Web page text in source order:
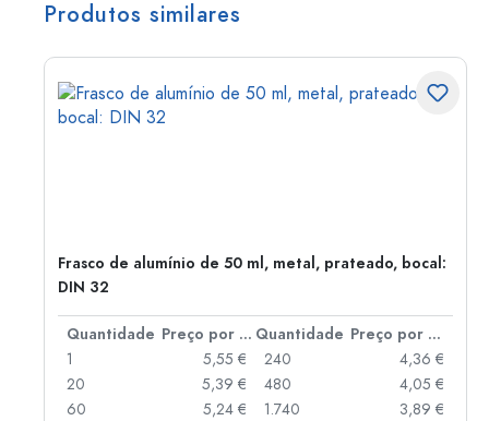
Produtos similares
Frasco de alumínio de 50 ml, metal, prateado, bocal:
DIN 32
Quantidade Preço por peça Quantidade
Preço por peça
1
5,55 €
20
5,39 €
60
5,24 €
240
4,36 €
480
4,05 €
1.740
3,89 €